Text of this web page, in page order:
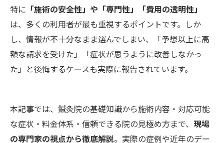
特に 「施術の安全性」や「専門性」「費用の透明性」
は、多くの利用者が最も重視するポイントです。しか
し、情報が不十分なまま選んでしまい、「予想以上に高
額な請求を受けた」「症状が思うように改善しなかっ
た」と後悔するケースも実際に報告されています。
本記事では、鍼灸院の基礎知識から施術内容・対応可能
な症状・料金体系・信頼できる院の見極め方まで、 現場
の専門家の視点から徹底解説。実際の症例や近年のデー